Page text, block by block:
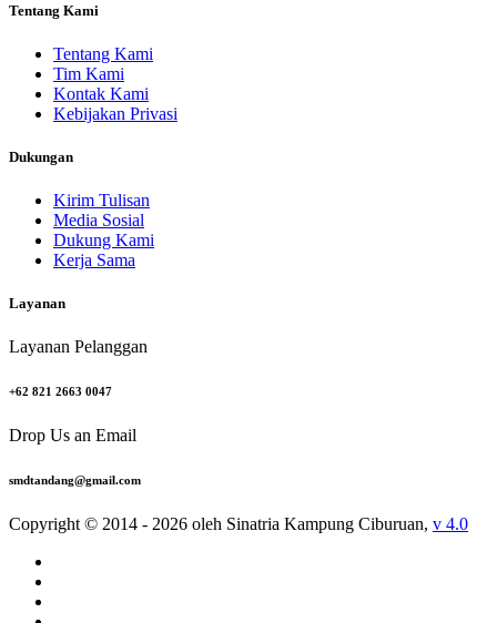
Tentang Kami
Tentang Kami
Tim Kami
Kontak Kami
Kebijakan Privasi
Dukungan
Kirim Tulisan
Media Sosial
Dukung Kami
Kerja Sama
Layanan
Layanan Pelanggan
+62 821 2663 0047
Drop Us an Email
smdtandang@gmail.com
Copyright © 2014 - 2026 oleh Sinatria Kampung Ciburuan, v 4.0